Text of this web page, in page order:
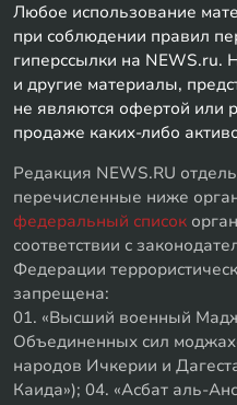
Любое использование
при соблюдении правил
гиперссылки на NEWS.ru.
и другие материалы,
не являются офертой или
продаже каких-либо
Редакция NEWS.RU
перечисленные ниже
федеральный список
соответствии с
Федерации
запрещена:
01. «Высший военный
Объединенных сил
народов Ичкерии и
Каида»); 04. «Асбат аль-